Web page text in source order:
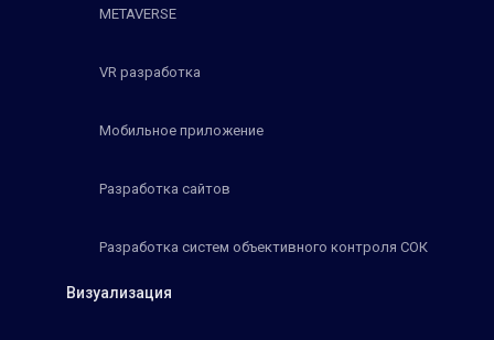
METAVERSE
VR разработка
Мобильное приложение
Разработка сайтов
Разработка систем объективного контроля СОК
Визуализация